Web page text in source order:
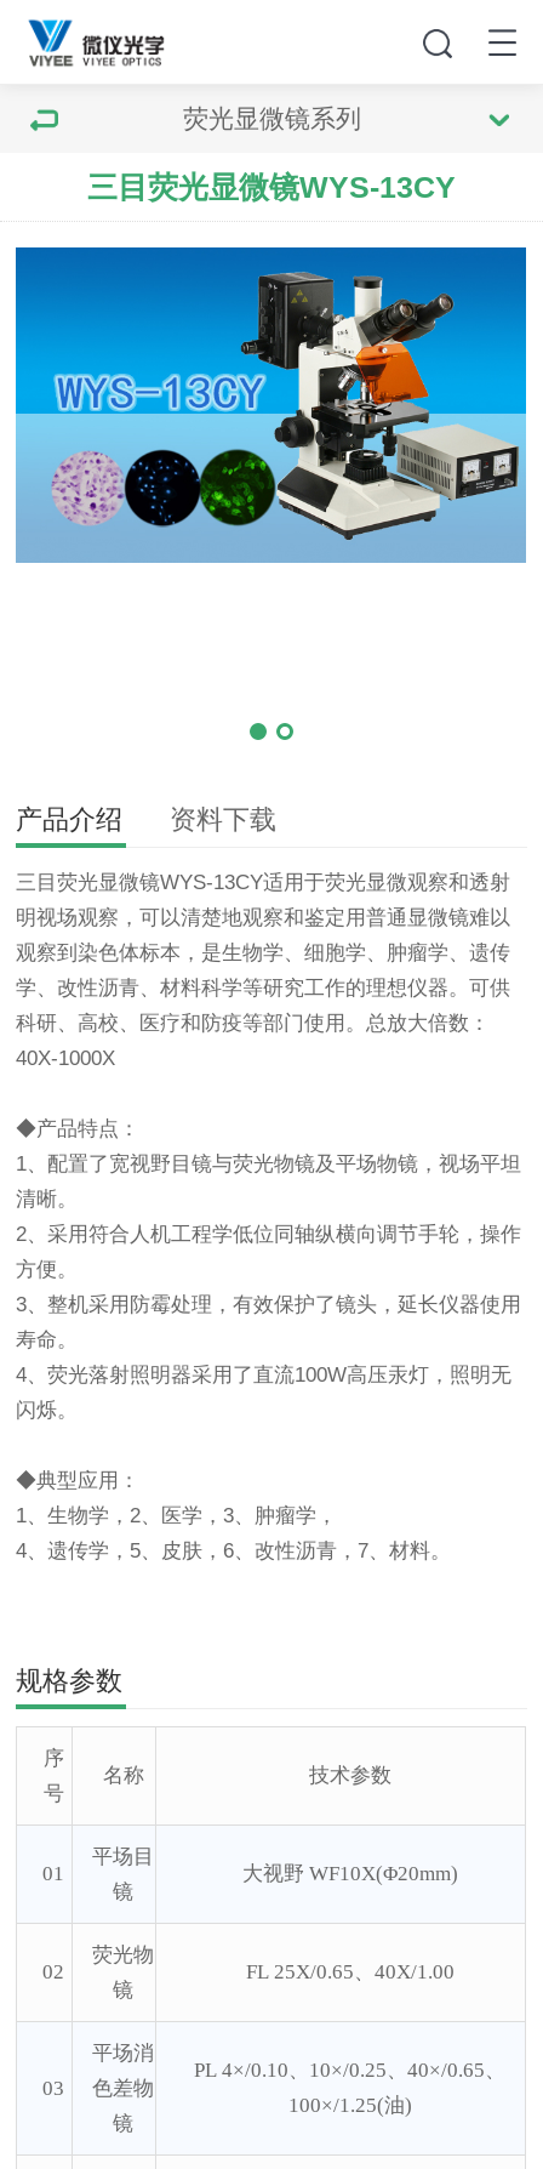
荧光显微镜系列
三目荧光显微镜WYS-13CY
产品介绍 资料下载
三目荧光显微镜WYS-13CY适用于荧光显微观察和透射
明视场观察，可以清楚地观察和鉴定用普通显微镜难以
观察到染色体标本，是生物学、细胞学、肿瘤学、遗传
学、改性沥青、材料科学等研究工作的理想仪器。可供
科研、高校、医疗和防疫等部门使用。总放大倍数：
40X-1000X
◆产品特点：
1、配置了宽视野目镜与荧光物镜及平场物镜，视场平坦
清晰。
2、采用符合人机工程学低位同轴纵横向调节手轮，操作
方便。
3、整机采用防霉处理，有效保护了镜头，延长仪器使用
寿命。
4、荧光落射照明器采用了直流100W高压汞灯，照明无
闪烁。
◆典型应用：
1、生物学，2、医学，3、肿瘤学，
4、遗传学，5、皮肤，6、改性沥青，7、材料。
规格参数
序
号
名称 技术参数
01
平场目
镜
大视野 WF10X(Φ20mm)
02
荧光物
镜
FL 25X/0.65、40X/1.00
03
平场消
色差物
镜
PL 4×/0.10、10×/0.25、40×/0.65、
100×/1.25(油)